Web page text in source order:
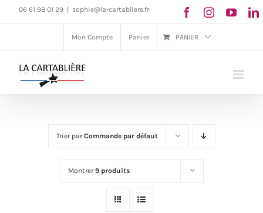
Passer06 61 98 01 29 sophie@la-cartabliere.fr
Mon Compte Panier PANIER
Trier parCommande par défaut
Montrer9 produits